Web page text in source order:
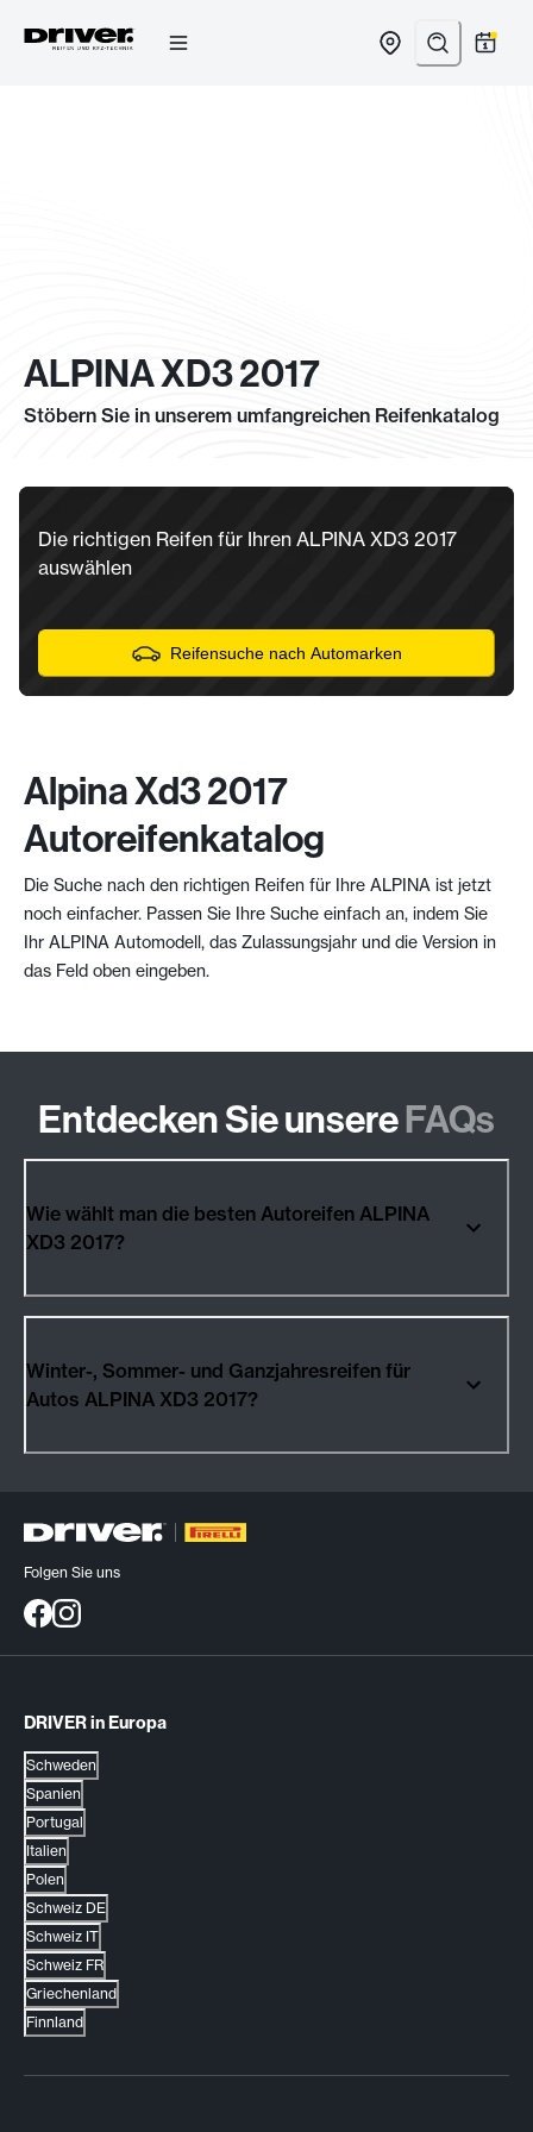
ALPINA XD3 2017
Stöbern Sie in unserem umfangreichen Reifenkatalog
Die richtigen Reifen für Ihren ALPINA XD3 2017
auswählen
Reifensuche nach Automarken
Alpina Xd3 2017
Autoreifenkatalog
Die Suche nach den richtigen Reifen für Ihre ALPINA ist jetzt
noch einfacher. Passen Sie Ihre Suche einfach an, indem Sie
Ihr ALPINA Automodell, das Zulassungsjahr und die Version in
das Feld oben eingeben.
Entdecken Sie unsereFAQs
Wie wählt man die besten Autoreifen ALPINA
XD3 2017?
Winter-, Sommer- und Ganzjahresreifen für
Autos ALPINA XD3 2017?
Folgen Sie uns
DRIVER in Europa
Schweden
Spanien
Portugal
Italien
Polen
Schweiz DE
Schweiz IT
Schweiz FR
Griechenland
Finnland